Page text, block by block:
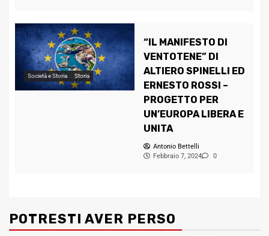
Società e Storia Storia
“IL MANIFESTO DI
VENTOTENE” DI
ALTIERO SPINELLI ED
ERNESTO ROSSI –
PROGETTO PER
UN’EUROPA LIBERA E
UNITA
Antonio Bettelli
Febbraio 7, 2024
0
POTRESTI AVER PERSO